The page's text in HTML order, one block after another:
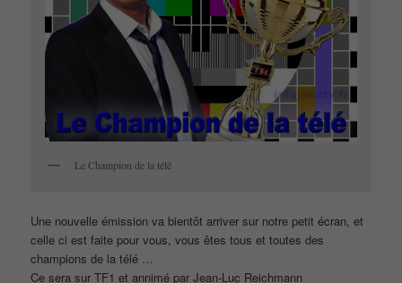
Le Champion de la télé
Une nouvelle émission va bientôt arriver sur notre petit écran, et
celle ci est faite pour vous, vous êtes tous et toutes des
champions de la télé …
Ce sera sur TF1 et annimé par Jean-Luc Reichmann